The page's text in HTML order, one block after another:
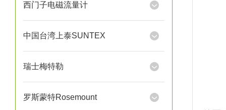
西门子电磁流量计
中国台湾上泰SUNTEX
瑞士梅特勒
罗斯蒙特Rosemount